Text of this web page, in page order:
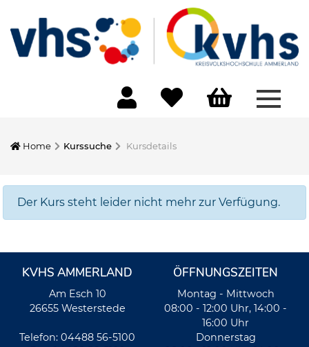
Home Kurssuche Kursdetails
Der Kurs steht leider nicht mehr zur Verfügung.
KVHS AMMERLAND
Am Esch 10
26655 Westerstede
Telefon: 04488 56-5100
ÖFFNUNGSZEITEN
Montag - Mittwoch
08:00 - 12:00 Uhr, 14:00 -
16:00 Uhr
Donnerstag